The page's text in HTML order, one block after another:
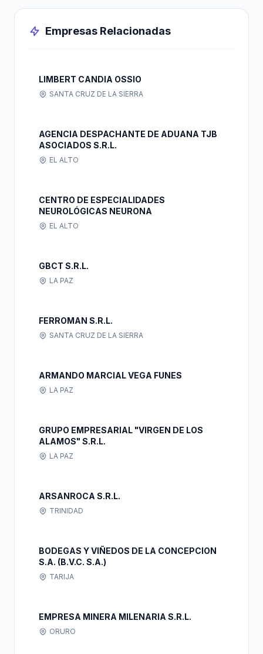
Empresas Relacionadas
LIMBERT CANDIA OSSIO
SANTA CRUZ DE LA SIERRA
AGENCIA DESPACHANTE DE ADUANA TJB
ASOCIADOS S.R.L.
EL ALTO
CENTRO DE ESPECIALIDADES
NEUROLÓGICAS NEURONA
EL ALTO
GBCT S.R.L.
LA PAZ
FERROMAN S.R.L.
SANTA CRUZ DE LA SIERRA
ARMANDO MARCIAL VEGA FUNES
LA PAZ
GRUPO EMPRESARIAL "VIRGEN DE LOS
ALAMOS" S.R.L.
LA PAZ
ARSANROCA S.R.L.
TRINIDAD
BODEGAS Y VIÑEDOS DE LA CONCEPCION
S.A. (B.V.C. S.A.)
TARIJA
EMPRESA MINERA MILENARIA S.R.L.
ORURO